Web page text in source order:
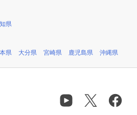
県
県 大分県 宮崎県 鹿児島県 沖縄県